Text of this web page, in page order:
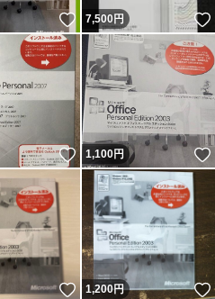
いいね！
7,500円
いいね！
1,100円
いいね！
1,200円